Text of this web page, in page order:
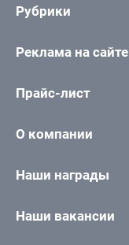
Рубрики
Реклама на сайте
Прайс-лист
О компании
Наши награды
Наши вакансии